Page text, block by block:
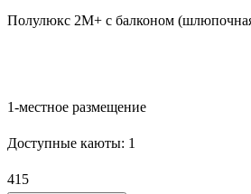
Полулюкс 2М+ с балконом
1-местное размещение
Доступные каюты: 1
415